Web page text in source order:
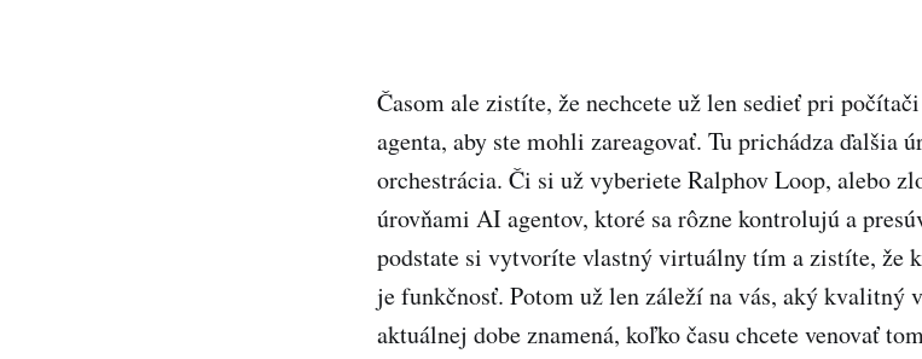
Časom ale zistíte, že nechcete už len sedieť pri
agenta, aby ste mohli zareagovať. Tu prichádza ďalšia
orchestrácia. Či si už vyberiete Ralphov Loop, alebo
úrovňami AI agentov, ktoré sa rôzne kontrolujú a
podstate si vytvoríte vlastný virtuálny tím a zistíte, že
je funkčnosť. Potom už len záleží na vás, aký kvalitný
aktuálnej dobe znamená, koľko času chcete venovať